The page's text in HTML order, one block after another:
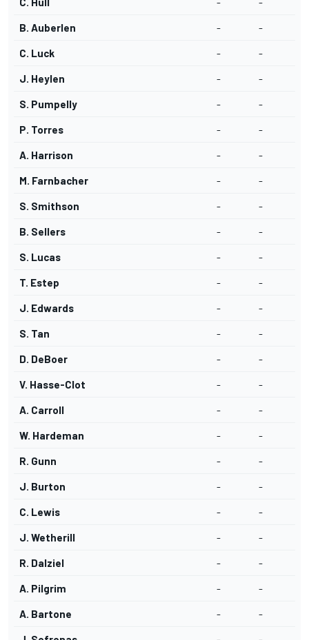
B. Auberlen - -
C. Luck - -
J. Heylen - -
S. Pumpelly - -
P. Torres - -
A. Harrison - -
M. Farnbacher - -
S. Smithson - -
B. Sellers - -
S. Lucas - -
T. Estep - -
J. Edwards - -
S. Tan - -
D. DeBoer - -
V. Hasse-Clot - -
A. Carroll - -
W. Hardeman - -
R. Gunn - -
J. Burton - -
C. Lewis - -
J. Wetherill - -
R. Dalziel - -
A. Pilgrim - -
A. Bartone - -